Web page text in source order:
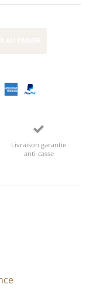
Livraison garantie
anti-casse